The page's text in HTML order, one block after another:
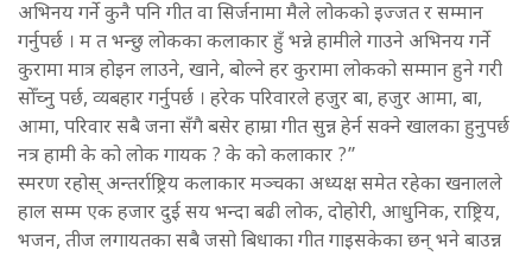
अभिनय गर्ने कुनै पनि गीत वा सिर्जनामा मैले लोकको इज्जत र सम्मान
गर्नुपर्छ । म त भन्छु लोकका कलाकार हुँ भन्ने हामीले गाउने अभिनय गर्ने
कुरामा मात्र होइन लाउने, खाने, बोल्ने हर कुरामा लोकको सम्मान हुने गरी
सोँच्नु पर्छ, व्यबहार गर्नुपर्छ । हरेक परिवारले हजुर बा, हजुर आमा, बा,
आमा, परिवार सबै जना सँगै बसेर हाम्रा गीत सुन्न हेर्न सक्ने खालका हुनुपर्छ
नत्र हामी के को लोक गायक ? के को कलाकार ?”
स्मरण रहोस् अन्तर्राष्ट्रिय कलाकार मञ्चका अध्यक्ष समेत रहेका खनालले
हाल सम्म एक हजार दुई सय भन्दा बढी लोक, दोहोरी, आधुनिक, राष्ट्रिय,
भजन, तीज लगायतका सबै जसो बिधाका गीत गाइसकेका छन् भने बाउन्न